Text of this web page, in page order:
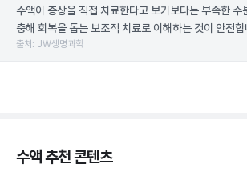
수액이 증상을 직접 치료한다고 보기보다는 부족한 수
충해 회복을 돕는 보조적 치료로 이해하는 것이 안전합
출처: JW생명과학
수액 추천 콘텐츠